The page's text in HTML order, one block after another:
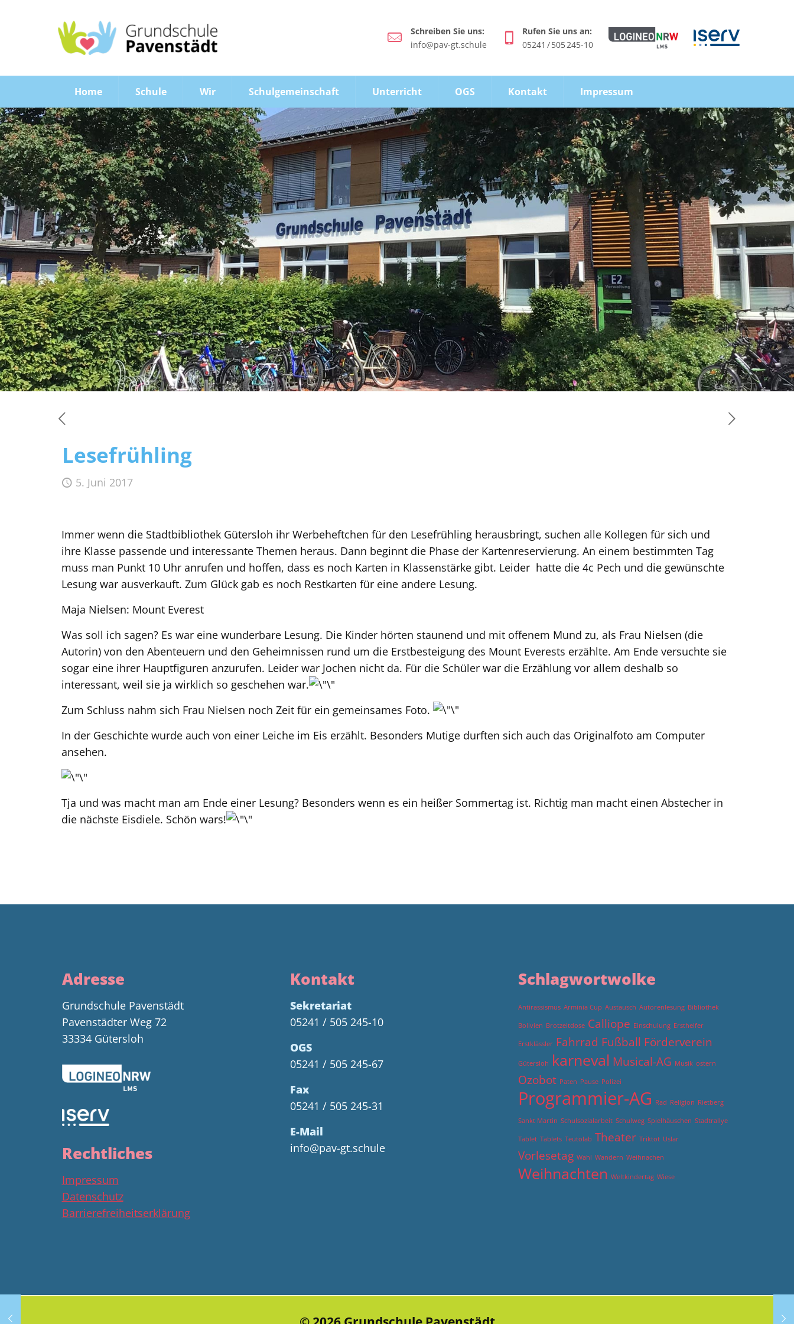
Schreiben Sie uns:
info@pav-gt.schule
Rufen Sie uns an:
05241 / 505 245-10
Home Schule Wir Schulgemeinschaft Unterricht OGS Kontakt Impressum
Lesefrühling
5. Juni 2017
Immer wenn die Stadtbibliothek Gütersloh ihr Werbeheftchen für den Lesefrühling herausbringt, suchen alle Kollegen für sich und
ihre Klasse passende und interessante Themen heraus. Dann beginnt die Phase der Kartenreservierung. An einem bestimmten Tag
muss man Punkt 10 Uhr anrufen und hoffen, dass es noch Karten in Klassenstärke gibt. Leider hatte die 4c Pech und die gewünschte
Lesung war ausverkauft. Zum Glück gab es noch Restkarten für eine andere Lesung.
Maja Nielsen: Mount Everest
Was soll ich sagen? Es war eine wunderbare Lesung. Die Kinder hörten staunend und mit offenem Mund zu, als Frau Nielsen (die
Autorin) von den Abenteuern und den Geheimnissen rund um die Erstbesteigung des Mount Everests erzählte. Am Ende versuchte sie
sogar eine ihrer Hauptfiguren anzurufen. Leider war Jochen nicht da. Für die Schüler war die Erzählung vor allem deshalb so
interessant, weil sie ja wirklich so geschehen war.
Zum Schluss nahm sich Frau Nielsen noch Zeit für ein gemeinsames Foto.
In der Geschichte wurde auch von einer Leiche im Eis erzählt. Besonders Mutige durften sich auch das Originalfoto am Computer
ansehen.
Tja und was macht man am Ende einer Lesung? Besonders wenn es ein heißer Sommertag ist. Richtig man macht einen Abstecher in
die nächste Eisdiele. Schön wars!
Adresse
Grundschule Pavenstädt
Pavenstädter Weg 72
33334 Gütersloh
Rechtliches
Impressum
Datenschutz
Barrierefreiheitserklärung
Kontakt
Sekretariat
05241 / 505 245-10
OGS
05241 / 505 245-67
Fax
05241 / 505 245-31
E-Mail
info@pav-gt.schule
Schlagwortwolke
Antirassismus Arminia Cup Austausch Autorenlesung Bibliothek
Bolivien Brotzeitdose Calliope Einschulung Ersthelfer
Erstklässler Fahrrad Fußball Förderverein
Gütersloh karneval Musical-AG Musik ostern
Ozobot Paten Pause Polizei
Programmier-AG Rad Religion Rietberg
Sankt Martin Schulsozialarbeit Schulweg Spielhäuschen Stadtrallye
Tablet Tablets Teutolab Theater Triktot Uslar
Vorlesetag Wahl Wandern Weihnachen
Weihnachten Weltkindertag Wiese